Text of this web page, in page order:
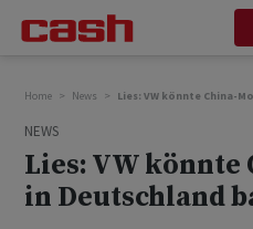
Home News Lies: VW könnte China-
NEWS
Lies: VW könnte
in Deutschland